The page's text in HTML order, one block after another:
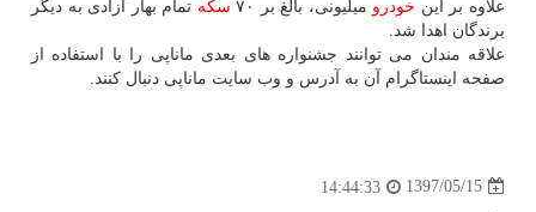
علاوه بر این خودرو میلیونی، بالغ بر ۷۰ سكه تمام بهار آزادی به دیگر
برندگان اهدا شد.
علاقه مندان می توانند جشنواره های بعدی ماناپی را با استفاده از
صفحه اینستاگرام آن به آدرس و وب سایت ماناپی دنبال كنند.
1397/05/15
14:44:33